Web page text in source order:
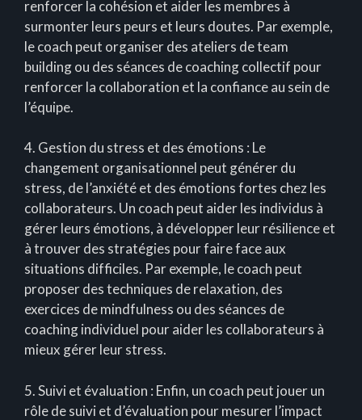
renforcer la cohésion et aider les membres à
surmonter leurs peurs et leurs doutes. Par exemple,
le coach peut organiser des ateliers de team
building ou des séances de coaching collectif pour
renforcer la collaboration et la confiance au sein de
l’équipe.
4. Gestion du stress et des émotions : Le
changement organisationnel peut générer du
stress, de l’anxiété et des émotions fortes chez les
collaborateurs. Un coach peut aider les individus à
gérer leurs émotions, à développer leur résilience et
à trouver des stratégies pour faire face aux
situations difficiles. Par exemple, le coach peut
proposer des techniques de relaxation, des
exercices de mindfulness ou des séances de
coaching individuel pour aider les collaborateurs à
mieux gérer leur stress.
5. Suivi et évaluation : Enfin, un coach peut jouer un
rôle de suivi et d’évaluation pour mesurer l’impact